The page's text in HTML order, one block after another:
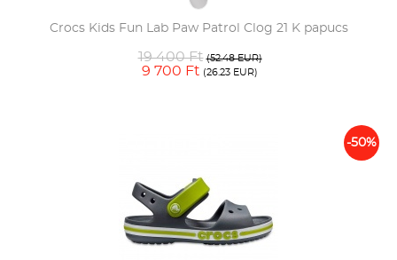
Crocs Kids Fun Lab Paw Patrol Clog 21 K papucs
19 400 Ft (52.48 EUR)
9 700 Ft (26.23 EUR)
-50%